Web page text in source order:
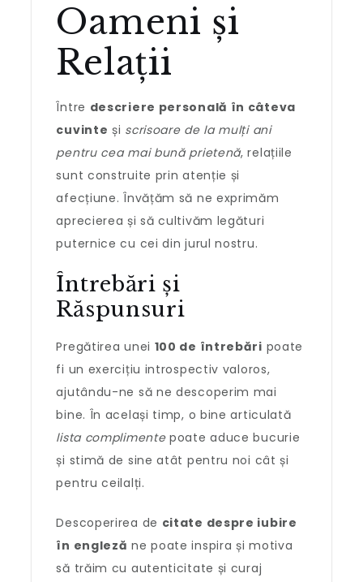
Oameni și
Relații
Între descriere personală în câteva
cuvinte și scrisoare de la mulți ani
pentru cea mai bună prietenă, relațiile
sunt construite prin atenție și
afecțiune. Învățăm să ne exprimăm
aprecierea și să cultivăm legături
puternice cu cei din jurul nostru.
Întrebări și
Răspunsuri
Pregătirea unei 100 de întrebări poate
fi un exercițiu introspectiv valoros,
ajutându-ne să ne descoperim mai
bine. În același timp, o bine articulată
lista complimentepoate aduce bucurie
și stimă de sine atât pentru noi cât și
pentru ceilalți.
Descoperirea de citate despre iubire
în engleză ne poate inspira și motiva
să trăim cu autenticitate și curaj